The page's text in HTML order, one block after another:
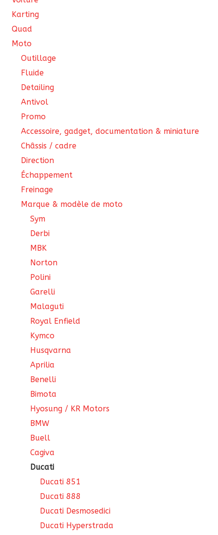
Karting
Quad
Moto
Outillage
Fluide
Detailing
Antivol
Promo
Accessoire, gadget, documentation & miniature
Châssis / cadre
Direction
Échappement
Freinage
Marque & modèle de moto
Sym
Derbi
MBK
Norton
Polini
Garelli
Malaguti
Royal Enfield
Kymco
Husqvarna
Aprilia
Benelli
Bimota
Hyosung / KR Motors
BMW
Buell
Cagiva
Ducati
Ducati 851
Ducati 888
Ducati Desmosedici
Ducati Hyperstrada